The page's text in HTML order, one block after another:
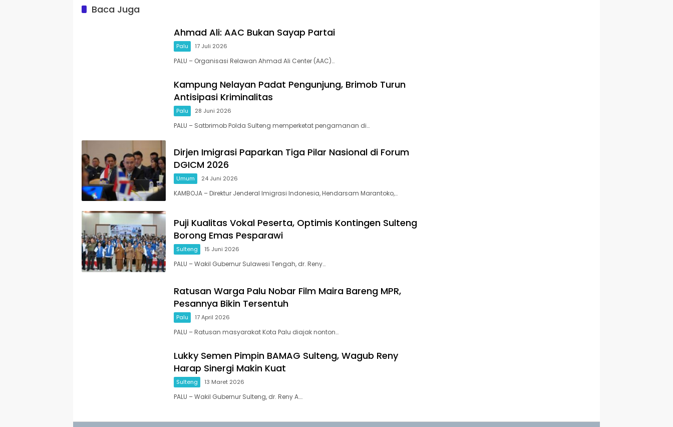
Baca Juga
Ahmad Ali: AAC Bukan Sayap Partai ​
Palu 17 Juli 2026
PALU – Organisasi Relawan Ahmad Ali Center (AAC)…
Kampung Nelayan Padat Pengunjung, Brimob Turun
Antisipasi Kriminalitas
Palu 28 Juni 2026
PALU – Satbrimob Polda Sulteng memperketat pengamanan di…
Dirjen Imigrasi Paparkan Tiga Pilar Nasional di Forum
DGICM 2026
Umum 24 Juni 2026
KAMBOJA – Direktur Jenderal Imigrasi Indonesia, Hendarsam Marantoko,…
Puji Kualitas Vokal Peserta, Optimis Kontingen Sulteng
Borong Emas Pesparawi
Sulteng 15 Juni 2026
PALU – Wakil Gubernur Sulawesi Tengah, dr. Reny…
Ratusan Warga Palu Nobar Film Maira Bareng MPR,
Pesannya Bikin Tersentuh
Palu 17 April 2026
PALU – Ratusan masyarakat Kota Palu diajak nonton…
Lukky Semen Pimpin BAMAG Sulteng, Wagub Reny
Harap Sinergi Makin Kuat
Sulteng 13 Maret 2026
PALU – Wakil Gubernur Sulteng, dr. Reny A….